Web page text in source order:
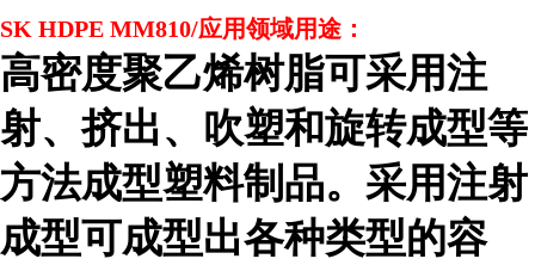
SK HDPE MM810/应用领域用途：
高密度聚乙烯树脂可采用注
射、挤出、吹塑和旋转成型等
方法成型塑料制品。采用注射
成型可成型出各种类型的容